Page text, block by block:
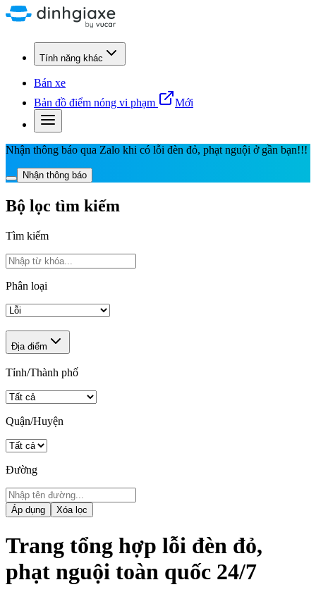
Tính năng khác
Bán xe
Bản đồ điểm nóng vi phạm
Mới
Nhận thông báo qua Zalo khi có lỗi đèn đỏ, phạt nguội ở gần bạn!!!
Nhận thông báo
Bộ lọc tìm kiếm
Tìm kiếm
Phân loại
Địa điểm
Tỉnh/Thành phố
Quận/Huyện
Đường
Áp dụng Xóa lọc
Trang tổng hợp lỗi đèn đỏ,
phạt nguội toàn quốc 24/7